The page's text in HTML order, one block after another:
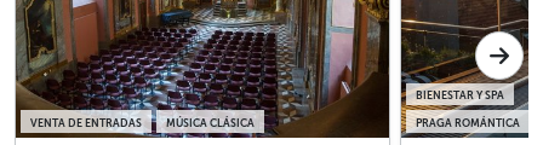
VENTA DE ENTRADAS MÚSICA CLÁSICA PRAGA ROMÁNTICA
BIENESTAR Y SPA